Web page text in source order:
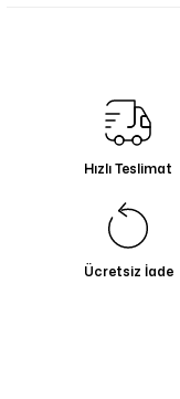
Hızlı Teslimat
Ücretsiz İade